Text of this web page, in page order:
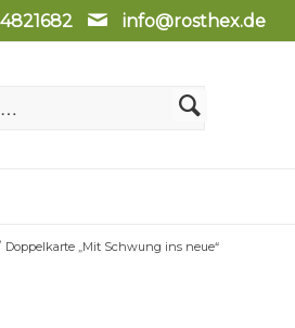
info@rosthex.de
Doppelkarte „Mit Schwung ins neue“